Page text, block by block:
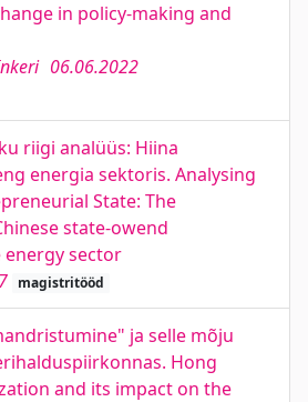
in policy-making and
06.06.2022
riigi analüüs: Hiina
energia sektoris. Analysing
State: The
state-owend
sector
magistritööd
ja selle mõju
Hong
and its impact on the